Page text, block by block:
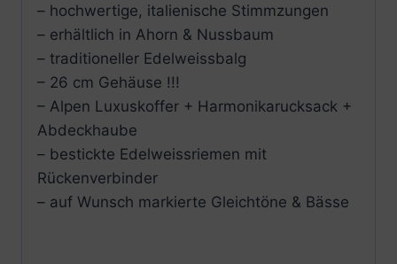
– hochwertige, italienische Stimmzungen
– erhältlich in Ahorn & Nussbaum
– traditioneller Edelweissbalg
– 26 cm Gehäuse !!!
– Alpen Luxuskoffer + Harmonikarucksack +
Abdeckhaube
– bestickte Edelweissriemen mit
Rückenverbinder
– auf Wunsch markierte Gleichtöne & Bässe